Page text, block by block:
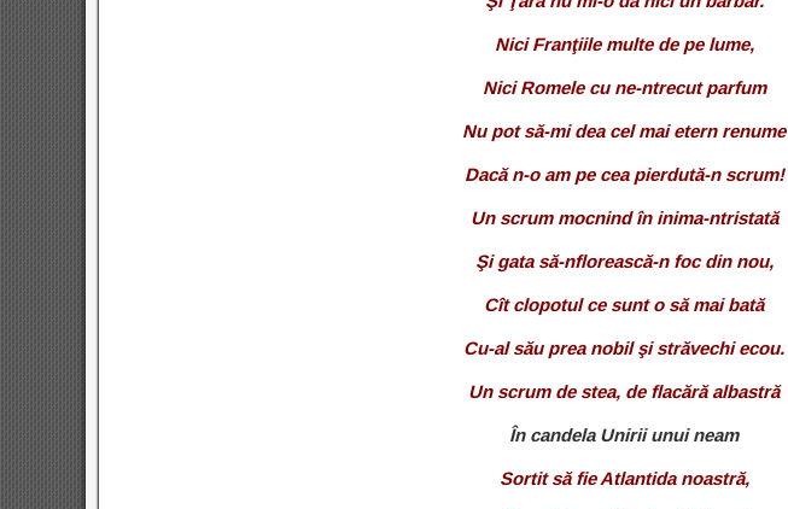
Nici Franţiile multe de pe lume,
Nici Romele cu ne-ntrecut parfum
Nu pot să-mi dea cel mai etern renume
Dacă n-o am pe cea pierdută-n scrum!
Un scrum mocnind în inima-ntristată
Şi gata să-nflorească-n foc din nou,
Cît clopotul ce sunt o să mai bată
Cu-al său prea nobil şi străvechi ecou.
Un scrum de stea, de flacără albastră
În candela Unirii unui neam
Sortit să fie Atlantida noastră,